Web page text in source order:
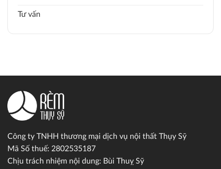
Tư vấn
Công ty TNHH thương mại dịch vụ nội thất Thụy Sỹ
Mã Số thuế: 2802535187
Chịu trách nhiệm nội dung: Bùi Thuỵ Sỹ